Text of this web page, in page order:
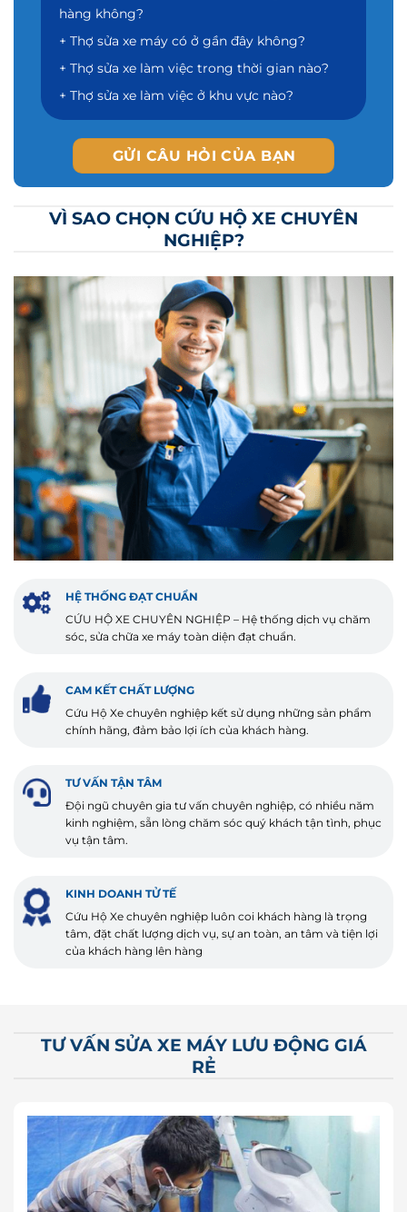
hàng không?
+ Thợ sửa xe máy có ở gần đây không?
+ Thợ sửa xe làm việc trong thời gian nào?
+ Thợ sửa xe làm việc ở khu vực nào?
GỬI CÂU HỎI CỦA BẠN
VÌ SAO CHỌN CỨU HỘ XE CHUYÊN
NGHIỆP?
HỆ THỐNG ĐẠT CHUẨN
CỨU HỘ XE CHUYÊN NGHIỆP – Hệ thống dịch vụ chăm
sóc, sửa chữa xe máy toàn diện đạt chuẩn.
CAM KẾT CHẤT LƯỢNG
Cứu Hộ Xe chuyên nghiệp kết sử dụng những sản phẩm
chính hãng, đảm bảo lợi ích của khách hàng.
TƯ VẤN TẬN TÂM
Đội ngũ chuyên gia tư vấn chuyên nghiệp, có nhiều năm
kinh nghiệm, sẵn lòng chăm sóc quý khách tận tình, phục
vụ tận tâm.
KINH DOANH TỬ TẾ
Cứu Hộ Xe chuyên nghiệp luôn coi khách hàng là trọng
tâm, đặt chất lượng dịch vụ, sự an toàn, an tâm và tiện lợi
của khách hàng lên hàng
TƯ VẤN SỬA XE MÁY LƯU ĐỘNG GIÁ
RẺ